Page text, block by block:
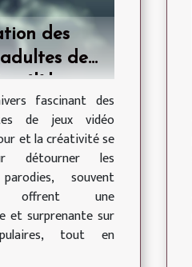
des
de
célèbres
fascinant des
de jeux vidéo
et la créativité se
détourner les
souvent
offrent une
et surprenante sur
tout en